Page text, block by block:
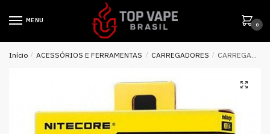
MENU
0
Início / ACESSÓRIOS E FERRAMENTAS / CARREGADORES / CARREGADOR NEW I4 – NITECORE®